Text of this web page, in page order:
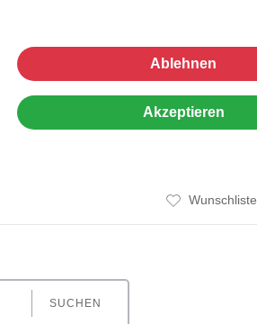
Ablehnen
Akzeptieren
Wunschliste
SUCHEN